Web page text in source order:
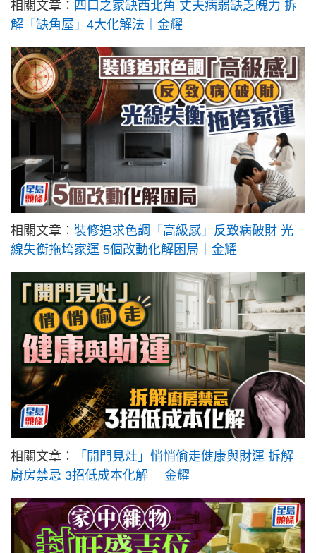
相關文章： 四口之家缺西北角 丈夫病弱缺乏魄力 拆
解「缺角屋」4大化解法｜金耀
相關文章︰ 裝修追求色調「高級感」反致病破財 光
線失衡拖垮家運 5個改動化解困局｜金耀
相關文章︰
「開門見灶」悄悄偷走健康與財運 拆解
廚房禁忌 3招低成本化解 ︳金耀